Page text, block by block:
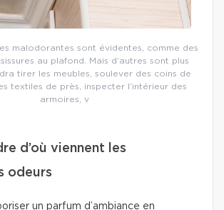
malodorantes sont évidentes, comme des
au plafond. Mais d’autres sont plus
tirer les meubles, soulever des coins de
textiles de près, inspecter l’intérieur des
armoires, v
d’où viennent les
odeurs
un parfum d’ambiance en